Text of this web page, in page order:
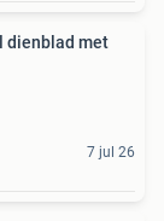
dienblad met
7 jul 26